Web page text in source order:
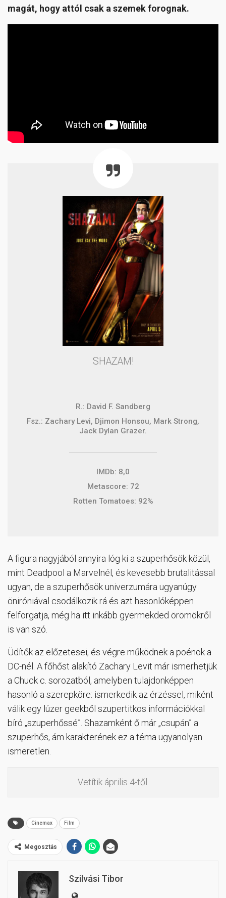
magát, hogy attól csak a szemek forognak.
SHAZAM!
R.: David F. Sandberg
Fsz.: Zachary Levi, Djimon Honsou, Mark Strong,
Jack Dylan Grazer.
IMDb: 8,0
Metascore: 72
Rotten Tomatoes: 92%
A figura nagyjából annyira lóg ki a szuperhősök közül,
mint Deadpool a Marvelnél, és kevesebb brutalitással
ugyan, de a szuperhősök univerzumára ugyanúgy
öniróniával csodálkozik rá és azt hasonlóképpen
felforgatja, még ha itt inkább gyermekded örömökről
is van szó.
Üdítők az előzetesei, és végre működnek a poénok a
DC-nél. A főhőst alakító Zachary Levit már ismerhetjük
a Chuck c. sorozatból, amelyben tulajdonképpen
hasonló a szerepköre: ismerkedik az érzéssel, miként
válik egy lúzer geekből szupertitkos információkkal
bíró „szuperhőssé”. Shazamként ő már „csupán” a
szuperhős, ám karakterének ez a téma ugyanolyan
ismeretlen.
Vetítik április 4-től.
Cinemax Film
Megosztás
Szilvási Tibor